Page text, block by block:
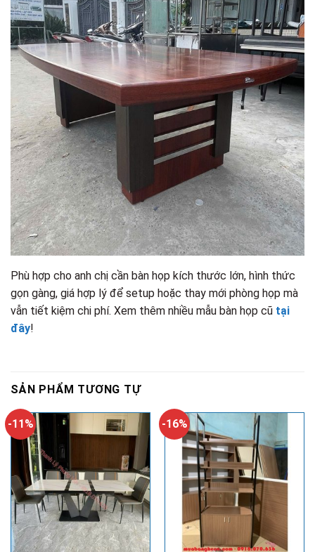
Phù hợp cho anh chị cần bàn họp kích thước lớn, hình thức
gọn gàng, giá hợp lý để setup hoặc thay mới phòng họp mà
vẫn tiết kiệm chi phí. Xem thêm nhiều mẫu bàn họp cũ tại
đây!
SẢN PHẨM TƯƠNG TỰ
-11% -16%